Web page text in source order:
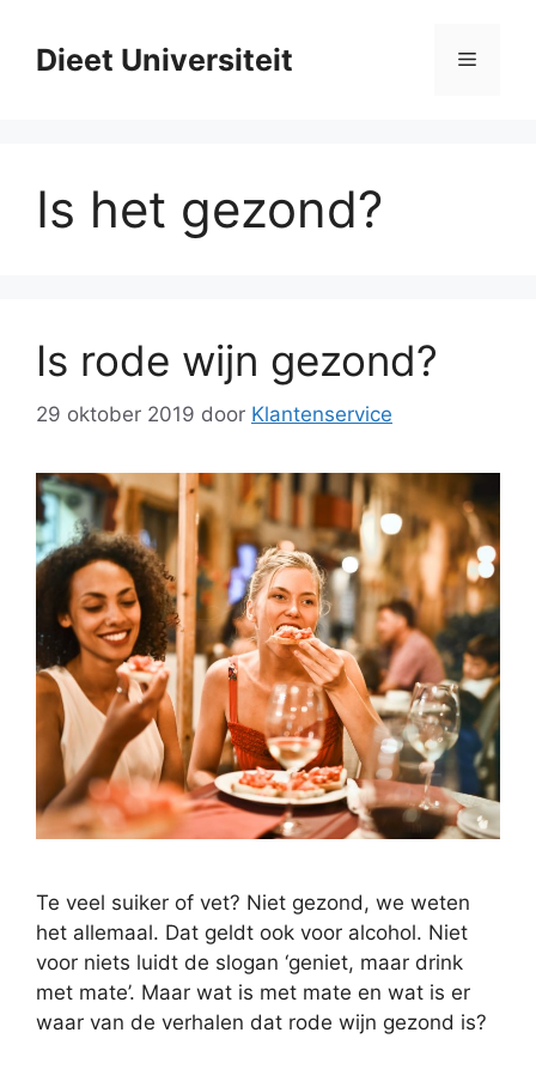
naarDieet Universiteit Menu
Is het gezond?
Is rode wijn gezond?
29 oktober 2019 door Klantenservice
Te veel suiker of vet? Niet gezond, we weten
het allemaal. Dat geldt ook voor alcohol. Niet
voor niets luidt de slogan ‘geniet, maar drink
met mate’. Maar wat is met mate en wat is er
waar van de verhalen dat rode wijn gezond is?